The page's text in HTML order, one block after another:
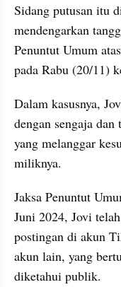
Sidang putusan itu
mendengarkan
Penuntut Umum
pada Rabu (20/11)
Dalam kasusnya,
dengan sengaja
yang melanggar
miliknya.
Jaksa Penuntut
Juni 2024, Jovi
postingan di akun
akun lain, yang
diketahui publik.